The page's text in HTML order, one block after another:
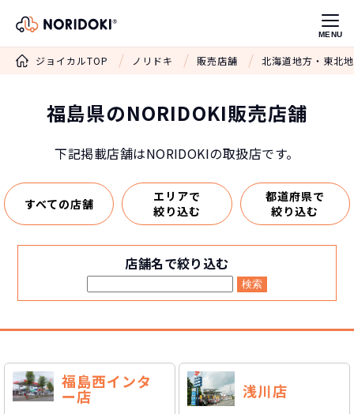
MENU
ジョイカルTOP ノリドキ 販売店舗 北海道地方・東北
福島県のNORIDOKI販売店舗
下記掲載店舗はNORIDOKIの取扱店です。
すべての店舗
エリアで
絞り込む
都道府県で
絞り込む
店舗名で絞り込む
検索
福島西インタ
ー店 浅川店